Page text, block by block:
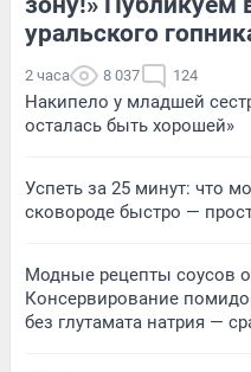
уральского
2 часа 8 037 124
Накипело у младшей
осталась быть хорошей»
Успеть за 25 минут: что
сковороде быстро —
Модные рецепты соусов
Консервирование
без глутамата натрия —